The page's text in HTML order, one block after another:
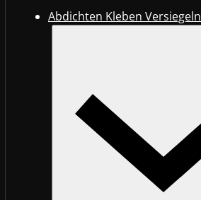
Abdichten Kleben Versiegeln